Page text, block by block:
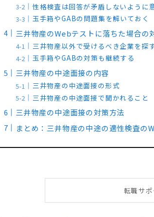
性格検査は回答が矛盾しないように
玉手箱やGABの問題集を解いておく
三井物産のWebテストに落ちた場合の
三井物産以外で受けるべき企業を探
玉手箱やGABの対策も継続する
三井物産の中途面接の内容
三井物産の中途面接の形式
三井物産の中途面接で聞かれること
三井物産の中途面接の対策方法
まとめ：三井物産の中途の適性検査の
転職サ